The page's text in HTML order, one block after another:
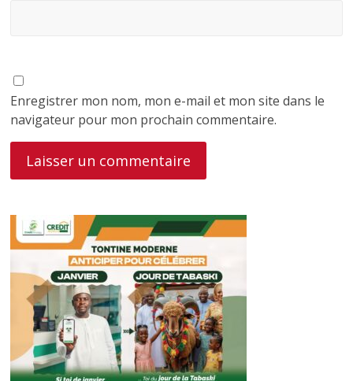
Enregistrer mon nom, mon e-mail et mon site dans le
navigateur pour mon prochain commentaire.